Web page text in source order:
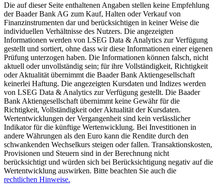
Die auf dieser Seite enthaltenen Angaben stellen keine Empfehlung
der Baader Bank AG zum Kauf, Halten oder Verkauf von
Finanzinstrumenten dar und berücksichtigen in keiner Weise die
individuellen Verhältnisse des Nutzers. Die angezeigten
Informationen werden von LSEG Data & Analytics zur Verfügung
gestellt und sortiert, ohne dass wir diese Informationen einer eigenen
Prüfung unterzogen haben. Die Informationen können falsch, nicht
aktuell oder unvollständig sein; für ihre Vollständigkeit, Richtigkeit
oder Aktualität übernimmt die Baader Bank Aktiengesellschaft
keinerlei Haftung. Die angezeigten Kursdaten und Indizes werden
von LSEG Data & Analytics zur Verfügung gestellt. Die Baader
Bank Aktiengesellschaft übernimmt keine Gewähr für die
Richtigkeit, Vollständigkeit oder Aktualität der Kursdaten.
Wertentwicklungen der Vergangenheit sind kein verlässlicher
Indikator für die künftige Wertenwicklung. Bei Investitionen in
andere Währungen als den Euro kann die Rendite durch den
schwankenden Wechselkurs steigen oder fallen. Transaktionskosten,
Provisionen und Steuern sind in der Berechnung nicht
berücksichtigt und würden sich bei Berücksichtigung negativ auf die
Wertentwicklung auswirken. Bitte beachten Sie auch die
rechtlichen Hinweise.